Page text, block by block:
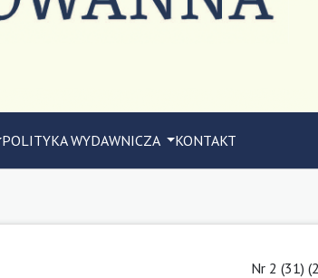
POLITYKA WYDAWNICZA KONTAKT
Nr 2 (31)